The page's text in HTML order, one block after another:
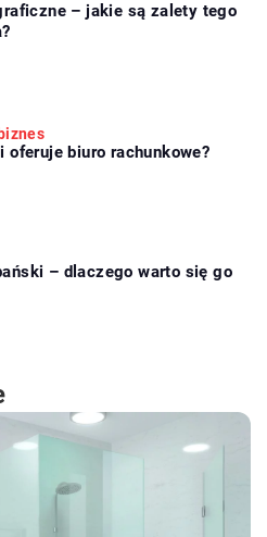
– jakie są zalety tego
oferuje biuro rachunkowe?
– dlaczego warto się go